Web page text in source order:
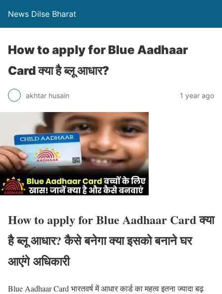
News Dilse Bharat
How to apply for Blue Aadhaar
Card क्या है ब्लू आधार?
akhtar husain 1 year ago
How to apply for Blue Aadhaar Card क्या
है ब्लू आधार? कैसे बनेगा क्या इसको बनाने घर
आएंगे अधिकारी
Blue Aadhaar Card भारतवर्ष में आधार कार्ड का महत्व इतना ज्यादा बढ़